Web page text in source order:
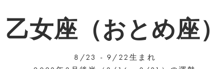
乙女座（おとめ座）
8/23 - 9/22生まれ